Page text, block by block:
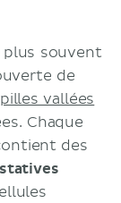
plus souvent
de
vallées
Chaque
des